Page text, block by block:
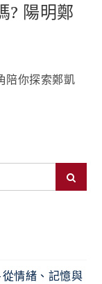
? 陽明鄭
陪你探索鄭凱
情緒、記憶與